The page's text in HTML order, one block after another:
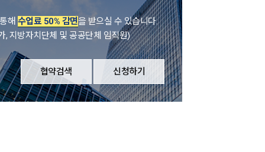
해 수업료 50% 감면을 받으실 수 있습니다.
, 지방자치단체 및 공공단체 임직원)
협약검색 신청하기